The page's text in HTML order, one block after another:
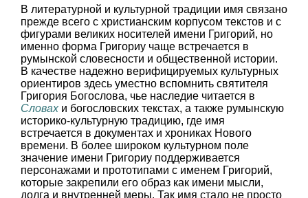
В литературной и культурной традиции имя связано
прежде всего с христианским корпусом текстов и с
фигурами великих носителей имени Григорий, но
именно форма Григориу чаще встречается в
румынской словесности и общественной истории.
В качестве надежно верифицируемых культурных
ориентиров здесь уместно вспомнить святителя
Григория Богослова, чье наследие читается в
Словахи богословских текстах, а также румынскую
историко-культурную традицию, где имя
встречается в документах и хрониках Нового
времени. В более широком культурном поле
значение имени Григориу поддерживается
персонажами и прототипами с именем Григорий,
которые закрепили его образ как имени мысли,
долга и внутренней меры. Так имя стало не просто